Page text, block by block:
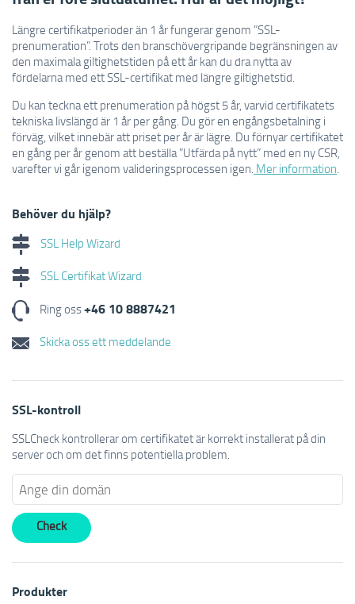
Längre certifikatperioder än 1 år fungerar genom ”SSL-
prenumeration”. Trots den branschövergripande begränsningen av
den maximala giltighetstiden på ett år kan du dra nytta av
fördelarna med ett SSL-certifikat med längre giltighetstid.
Du kan teckna ett prenumeration på högst 5 år, varvid certifikatets
tekniska livslängd är 1 år per gång. Du gör en engångsbetalning i
förväg, vilket innebär att priset per år är lägre. Du förnyar certifikatet
en gång per år genom att beställa ”Utfärda på nytt” med en ny CSR,
varefter vi går igenom valideringsprocessen igen. Mer information.
Behöver du hjälp?
SSL Help Wizard
SSL Certifikat Wizard
Ring oss+46 10 8887421
Skicka oss ett meddelande
SSL-kontroll
SSLCheck kontrollerar om certifikatet är korrekt installerat på din
server och om det finns potentiella problem.
Produkter